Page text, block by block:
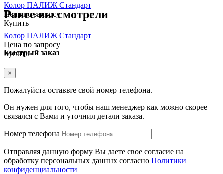
Колор ПАЛИЖ Стандарт
Цена по запросу
Купить
Ранее вы смотрели
Колор ПАЛИЖ Стандарт
Цена по запросу
Купить
Быстрый заказ
×
Пожалуйста оставьте свой номер телефона.
Он нужен для того, чтобы наш менеджер как можно скорее
связался с Вами и уточнил детали заказа.
Номер телефона
Отправляя данную форму Вы даете свое согласие на
обработку персональных данных согласно Политики
конфиденциальности